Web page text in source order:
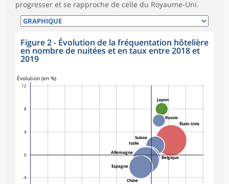
progresser et se rapproche de celle du Royaume-Uni.
Figure 2 - Évolution de la fréquentation hôtelière
en nombre de nuitées et en taux entre 2018 et
2019
-4
0
4
8
12
Évolution (en %)
États-Unis
Japon
Russie
Suisse
Belgique
Italie
Allemagne
Espagne
Chine